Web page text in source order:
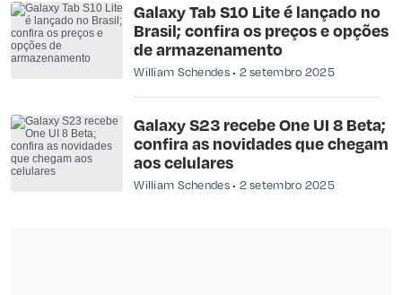
Galaxy Tab S10 Lite é lançado no
Brasil; confira os preços e opções
de armazenamento
William Schendes 2 setembro 2025
Galaxy S23 recebe One UI 8 Beta;
confira as novidades que chegam
aos celulares
William Schendes 2 setembro 2025